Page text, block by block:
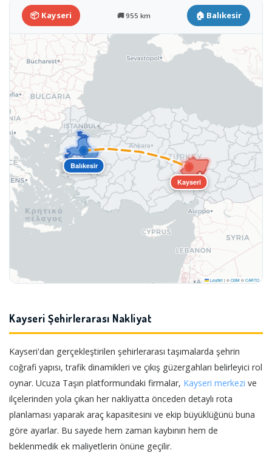
📦 Kayseri 🚚 955 km 🏠 Balıkesir
Kayseri
Balıkesir
Leaflet | © OSM © CARTO
Kayseri Şehirlerarası Nakliyat
Kayseri'dan gerçekleştirilen şehirlerarası taşımalarda şehrin
coğrafi yapısı, trafik dinamikleri ve çıkış güzergahları belirleyici rol
oynar. Ucuza Taşın platformundaki firmalar, Kayseri merkezi ve
ilçelerinden yola çıkan her nakliyatta önceden detaylı rota
planlaması yaparak araç kapasitesini ve ekip büyüklüğünü buna
göre ayarlar. Bu sayede hem zaman kaybının hem de
beklenmedik ek maliyetlerin önüne geçilir.